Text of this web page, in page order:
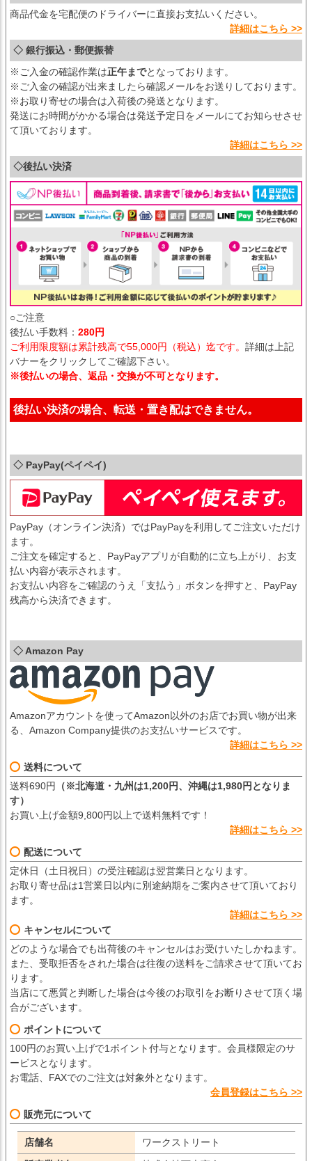
商品代金を宅配便のドライバーに直接お支払いください。
詳細はこちら >>
◇ 銀行振込・郵便振替
※ご入金の確認作業は正午までとなっております。
※ご入金の確認が出来ましたら確認メールをお送りしております。
※お取り寄せの場合は入荷後の発送となります。
発送にお時間がかかる場合は発送予定日をメールにてお知らせさせ
て頂いております。
詳細はこちら >>
◇後払い決済
○ご注意
後払い手数料： 280円
ご利用限度額は累計残高で55,000円（税込）迄です。 詳細は上記
バナーをクリックしてご確認下さい。
※後払いの場合、返品・交換が不可となります。
後払い決済の場合、転送・置き配はできません。
◇ PayPay(ペイペイ)
PayPay（オンライン決済）ではPayPayを利用してご注文いただけ
ます。
ご注文を確定すると、PayPayアプリが自動的に立ち上がり、お支
払い内容が表示されます。
お支払い内容をご確認のうえ「支払う」ボタンを押すと、PayPay
残高から決済できます。
◇ Amazon Pay
Amazonアカウントを使ってAmazon以外のお店でお買い物が出来
る、Amazon Company提供のお支払いサービスです。
詳細はこちら >>
送料について
送料690円
（※北海道・九州は1,200円、沖縄は1,980円となりま
す）
お買い上げ金額9,800円以上で送料無料です！
詳細はこちら >>
配送について
定休日（土日祝日）の受注確認は翌営業日となります。
お取り寄せ品は1営業日以内に別途納期をご案内させて頂いており
ます。
詳細はこちら >>
キャンセルについて
どのような場合でも出荷後のキャンセルはお受けいたしかねます。
また、受取拒否をされた場合は往復の送料をご請求させて頂いてお
ります。
当店にて悪質と判断した場合は今後のお取引をお断りさせて頂く場
合がございます。
ポイントについて
100円のお買い上げで1ポイント付与となります。会員様限定のサ
ービスとなります。
お電話、FAXでのご注文は対象外となります。
会員登録はこちら >>
販売元について
店舗名
ワークストリート